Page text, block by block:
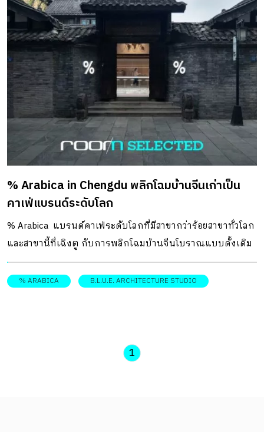
% Arabica in Chengdu พลิกโฉมบ้านจีนเก่าเป็น
คาเฟ่แบรนด์ระดับโลก
% Arabica แบรนด์คาเฟ่ระดับโลกที่มีสาขากว่าร้อยสาขาทั่วโลก
และสาขานี้ที่เฉิงตู กับการพลิกโฉมบ้านจีนโบราณแบบดั้งเดิม
ให้เป็นคาเฟ่สุดสงบ
% ARABICA B.L.U.E. ARCHITECTURE STUDIO
1